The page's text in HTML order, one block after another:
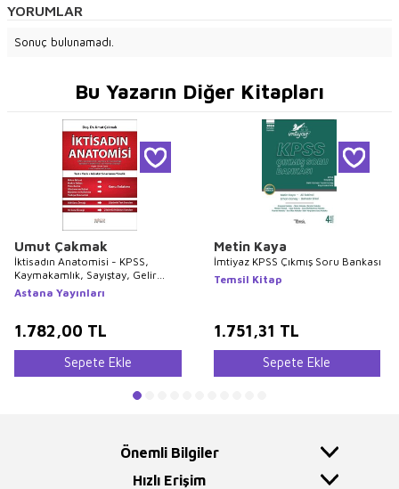
YORUMLAR
Sonuç bulunamadı.
Bu Yazarın Diğer Kitapları
Umut Çakmak
İktisadın Anatomisi - KPSS,
Kaymakamlık, Sayıştay, Gelir
Uzmanlığı, Bankaların Müfettişlik
ve Uzmanlık Sınavları Başta
İktisat
Astana Yayınları
1.782,00 TL
Sepete Ekle
Metin Kaya
İmtiyaz KPSS Çıkmış Soru Bankası
Temsil Kitap
1.751,31 TL
Sepete Ekle
Önemli Bilgiler
Hızlı Erişim